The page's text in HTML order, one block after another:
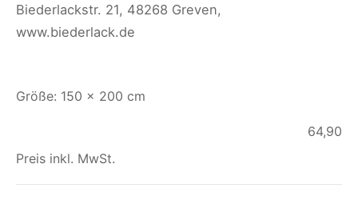
Biederlackstr. 21, 48268 Greven,
www.biederlack.de
Größe: 150 x 200 cm
64,90
Preis inkl. MwSt.